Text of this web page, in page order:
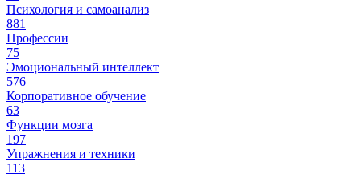
Психология и самоанализ
881
Профессии
75
Эмоциональный интеллект
576
Корпоративное обучение
63
Функции мозга
197
Упражнения и техники
113